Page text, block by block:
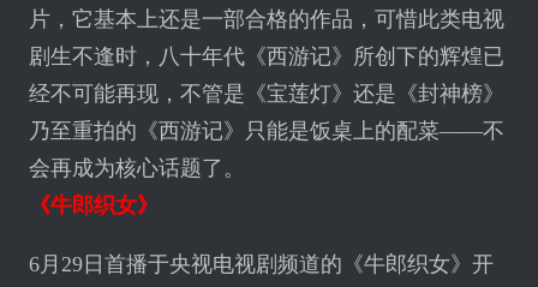
片，它基本上还是一部合格的作品，可惜此类电视
剧生不逢时，八十年代《西游记》所创下的辉煌已
经不可能再现，不管是《宝莲灯》还是《封神榜》
乃至重拍的《西游记》只能是饭桌上的配菜——不
会再成为核心话题了。
《牛郎织女》
6月29日首播于央视电视剧频道的《牛郎织女》开